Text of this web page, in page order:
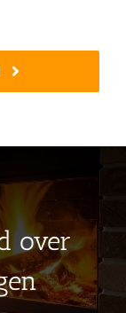
over